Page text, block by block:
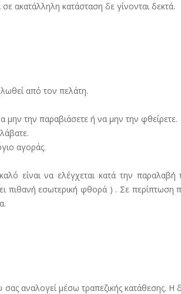
ακατάλληλη κατάσταση δε γίνονται δεκτά.
από τον πελάτη.
την παραβιάσετε ή να μην την φθείρετε.
αγοράς.
είναι να ελέγχεται κατά την
πιθανή εσωτερική φθορά ) . Σε περίπτωση
αναλογεί μέσω τραπεζικής κατάθεσης. Η